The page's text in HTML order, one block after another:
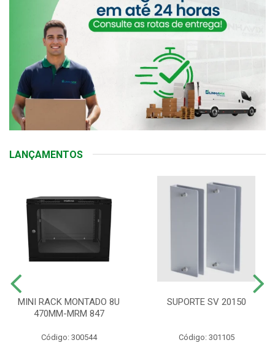
LANÇAMENTOS
MINI RACK MONTADO 8U
470MM-MRM 847
Código: 300544
SUPORTE SV 20150
Código: 301105